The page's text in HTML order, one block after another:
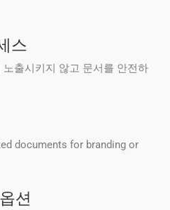
스
출시키지 않고 문서를 안전하
documents for branding or
션